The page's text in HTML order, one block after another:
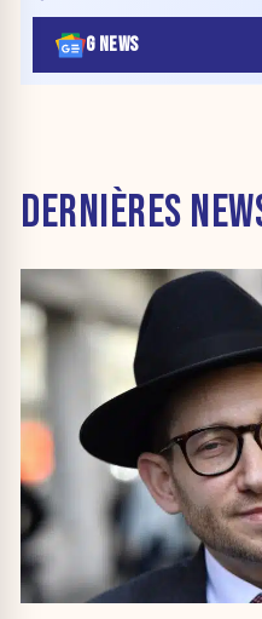
G NEWS
DERNIÈRES